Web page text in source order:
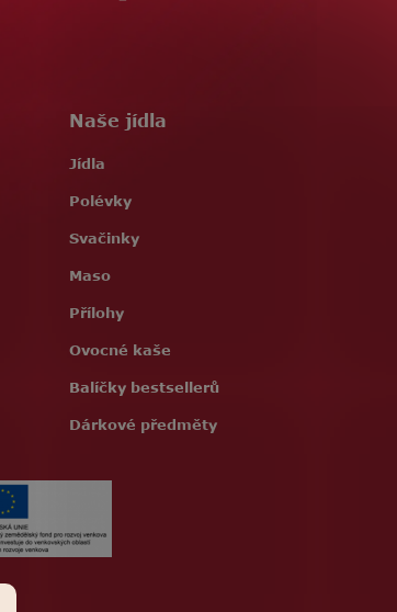
Naše jídla
Jídla
Polévky
Svačinky
Maso
Přílohy
Ovocné kaše
Balíčky bestsellerů
Dárkové předměty